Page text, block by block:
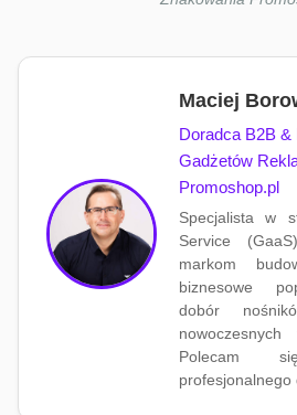
Maciej
Doradca B2B &
Gadżetów
Promoshop.pl
Specjalista w
Service
markom
biznesowe
dobór
nowoczesnych
Polecam
profesjonalnego